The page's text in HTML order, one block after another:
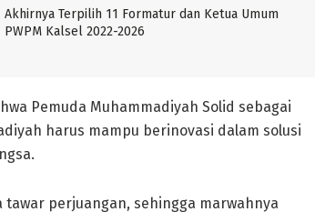
Akhirnya Terpilih 11 Formatur dan Ketua Umum
PWPM Kalsel 2022-2026
Pemuda Muhammadiyah Solid sebagai
harus mampu berinovasi dalam solusi
tawar perjuangan, sehingga marwahnya